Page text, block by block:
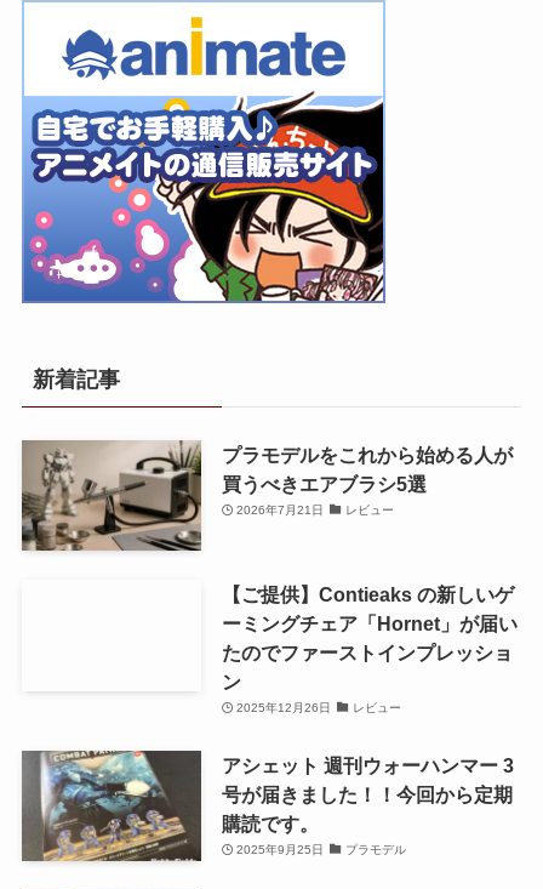
新着記事
プラモデルをこれから始める人が
買うべきエアブラシ5選
2026年7月21日 レビュー
【ご提供】Contieaks の新しいゲ
ーミングチェア「Hornet」が届い
たのでファーストインプレッショ
ン
2025年12月26日 レビュー
アシェット 週刊ウォーハンマー 3
号が届きました！！今回から定期
購読です。
2025年9月25日 プラモデル